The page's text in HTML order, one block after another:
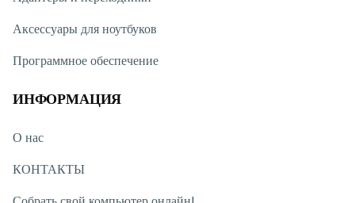
Аксессуары для ноутбуков
Программное обеспечение
ИНФОРМАЦИЯ
О нас
КОНТАКТЫ